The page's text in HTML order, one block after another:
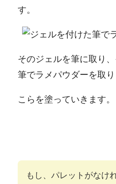
す。
そのジェルを筆に取り
筆でラメパウダーを取り
こらを塗っていきます。
もし、パレットがなけ